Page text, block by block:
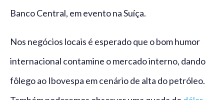
Banco Central, em evento na Suíça.
Nos negócios locais é esperado que o bom humor
internacional contamine o mercado interno, dando
fôlego ao Ibovespa em cenário de alta do petróleo.